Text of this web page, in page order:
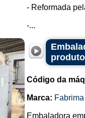
- Reformada
-...
Código da
Marca: Fabrima
Embaladora